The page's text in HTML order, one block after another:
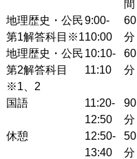
間
地理歴史・公民
第1解答科目 ※1
9:00-
10:00
60
分
地理歴史・公民
第2解答科目
※1、2
10:10-
11:10
60
分
国語
11:20-
12:50
90
分
休憩
12:50-
13:40
50
分